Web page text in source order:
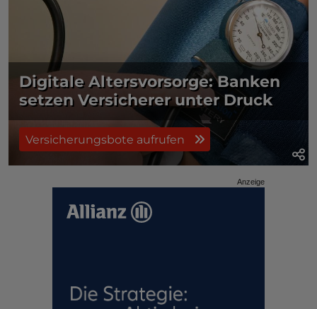
Digitale Altersvorsorge: Banken
setzen Versicherer unter Druck
Versicherungsbote aufrufen
Anzeige